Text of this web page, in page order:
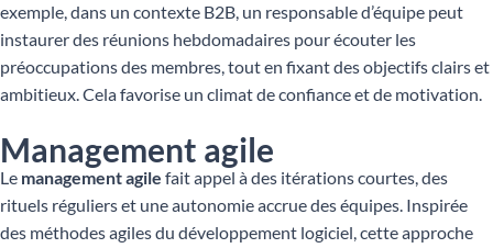
exemple, dans un contexte B2B, un responsable d’équipe peut
instaurer des réunions hebdomadaires pour écouter les
préoccupations des membres, tout en fixant des objectifs clairs et
ambitieux. Cela favorise un climat de confiance et de motivation.
Management agile
Le management agile fait appel à des itérations courtes, des
rituels réguliers et une autonomie accrue des équipes. Inspirée
des méthodes agiles du développement logiciel, cette approche